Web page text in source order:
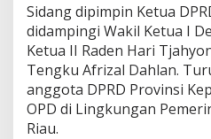
h
a
n
Sidang dipimpin Ketua
didampingi Wakil Ketua I
Ketua II Raden Hari
Tengku Afrizal Dahlan.
anggota DPRD Provinsi
OPD di Lingkungan
Riau.